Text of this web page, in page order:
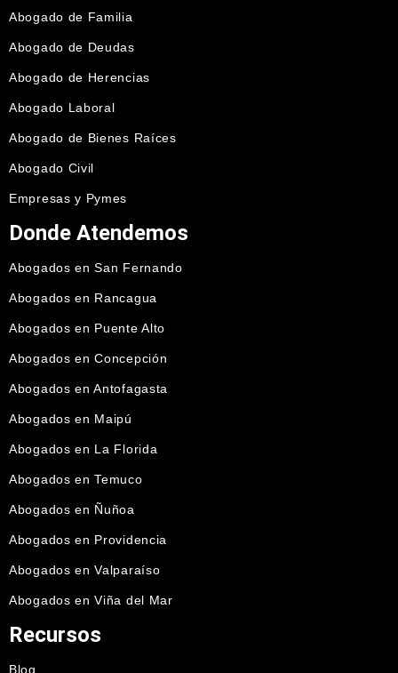
Abogado de Familia
Abogado de Deudas
Abogado de Herencias
Abogado Laboral
Abogado de Bienes Raíces
Abogado Civil
Empresas y Pymes
Donde Atendemos
Abogados en San Fernando
Abogados en Rancagua
Abogados en Puente Alto
Abogados en Concepción
Abogados en Antofagasta
Abogados en Maipú
Abogados en La Florida
Abogados en Temuco
Abogados en Ñuñoa
Abogados en Providencia
Abogados en Valparaíso
Abogados en Viña del Mar
Recursos
Blog